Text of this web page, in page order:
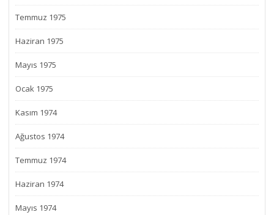
Temmuz 1975
Haziran 1975
Mayıs 1975
Ocak 1975
Kasım 1974
Ağustos 1974
Temmuz 1974
Haziran 1974
Mayıs 1974